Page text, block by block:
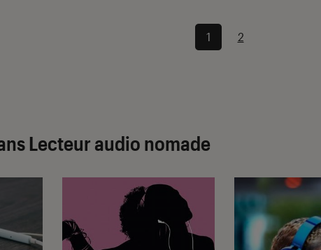
1 2
Lecteur audio nomade